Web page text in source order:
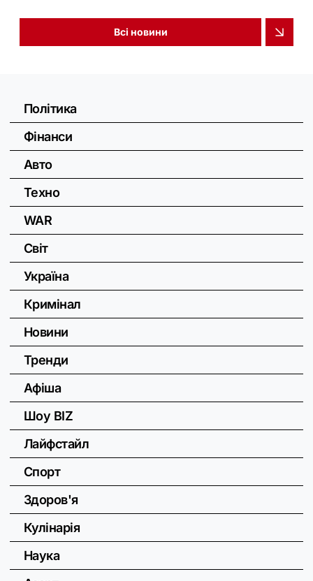
Всі новини
Політика
Фінанси
Авто
Техно
WAR
Світ
Україна
Кримінал
Новини
Тренди
Афіша
Шоу BIZ
Лайфстайл
Спорт
Здоров'я
Кулінарія
Наука